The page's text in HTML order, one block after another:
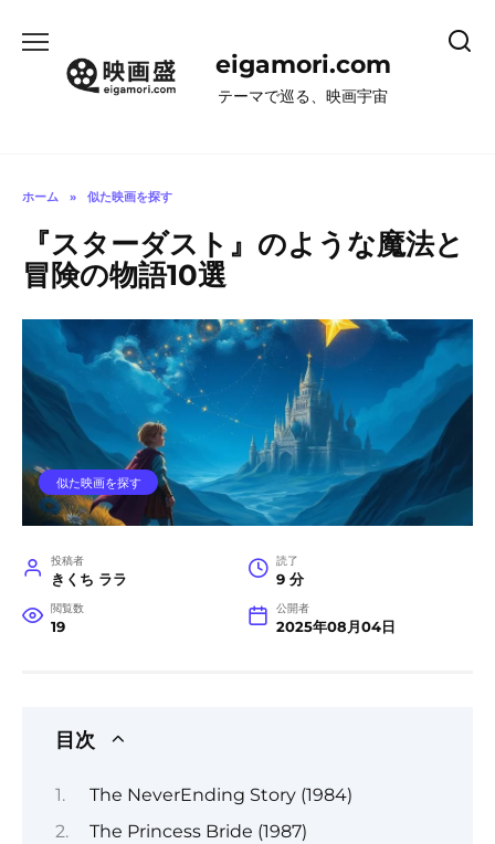
eigamori.com
テーマで巡る、映画宇宙
ホーム » 似た映画を探す
『スターダスト』のような魔法と
冒険の物語10選
似た映画を探す
投稿者
きくち ララ
読了
9 分
閲覧数
19
公開者
2025年08月04日
目次
The NeverEnding Story (1984)
The Princess Bride (1987)